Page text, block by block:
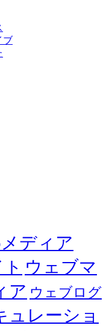
ブ
ディア
ウェブマ
ア ウェブログ
ュレーショ